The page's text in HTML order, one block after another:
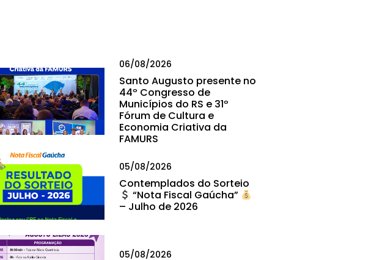
06/08/2026
Santo Augusto presente no
44º Congresso de
Municípios do RS e 31º
Fórum de Cultura e
Economia Criativa da
FAMURS
05/08/2026
Contemplados do Sorteio
“Nota Fiscal Gaúcha”
– Julho de 2026
05/08/2026